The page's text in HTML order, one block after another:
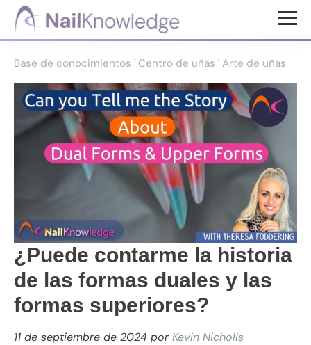
Saltar
principal
Saltar
página
Conocimientos
de
uñas
Base de conocimientos ' Centro de uñas ' Arte de uñas
¿Puede contarme la historia
de las formas duales y las
formas superiores?
11 de septiembre de 2024 porKevin Nicholls